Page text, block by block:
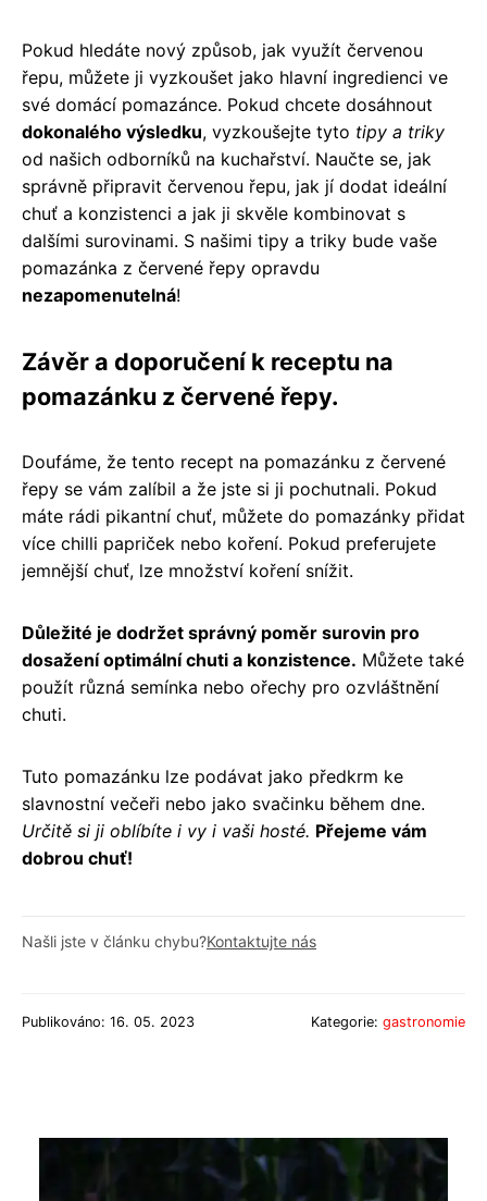
Pokud hledáte nový způsob, jak využít červenou
řepu, můžete ji vyzkoušet jako hlavní ingredienci ve
své domácí pomazánce. Pokud chcete dosáhnout
dokonalého výsledku, vyzkoušejte tyto tipy a triky
od našich odborníků na kuchařství. Naučte se, jak
správně připravit červenou řepu, jak jí dodat ideální
chuť a konzistenci a jak ji skvěle kombinovat s
dalšími surovinami. S našimi tipy a triky bude vaše
pomazánka z červené řepy opravdu
nezapomenutelná!
Závěr a doporučení k receptu na
pomazánku z červené řepy.
Doufáme, že tento recept na pomazánku z červené
řepy se vám zalíbil a že jste si ji pochutnali. Pokud
máte rádi pikantní chuť, můžete do pomazánky přidat
více chilli papriček nebo koření. Pokud preferujete
jemnější chuť, lze množství koření snížit.
Důležité je dodržet správný poměr surovin pro
dosažení optimální chuti a konzistence. Můžete také
použít různá semínka nebo ořechy pro ozvláštnění
chuti.
Tuto pomazánku lze podávat jako předkrm ke
slavnostní večeři nebo jako svačinku během dne.
Určitě si ji oblíbíte i vy i vaši hosté. Přejeme vám
dobrou chuť!
Našli jste v článku chybu?Kontaktujte nás
Publikováno: 16. 05. 2023 Kategorie: gastronomie